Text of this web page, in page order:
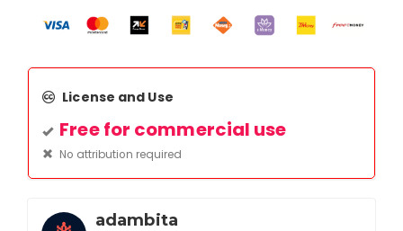
License and Use
Free for commercial use
No attribution required
adambita